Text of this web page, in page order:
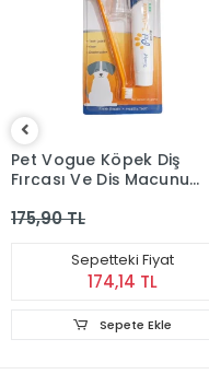
Pet Vogue Köpek Diş
Fırçası Ve Diş Macunu
175,90 TL
Sepetteki Fiyat
174,14 TL
Sepete Ekle